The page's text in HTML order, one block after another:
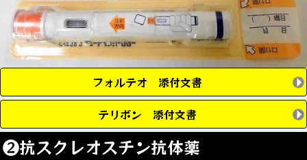
フォルテオ 添付文書
テリボン 添付文書
❷抗スクレオスチン抗体薬